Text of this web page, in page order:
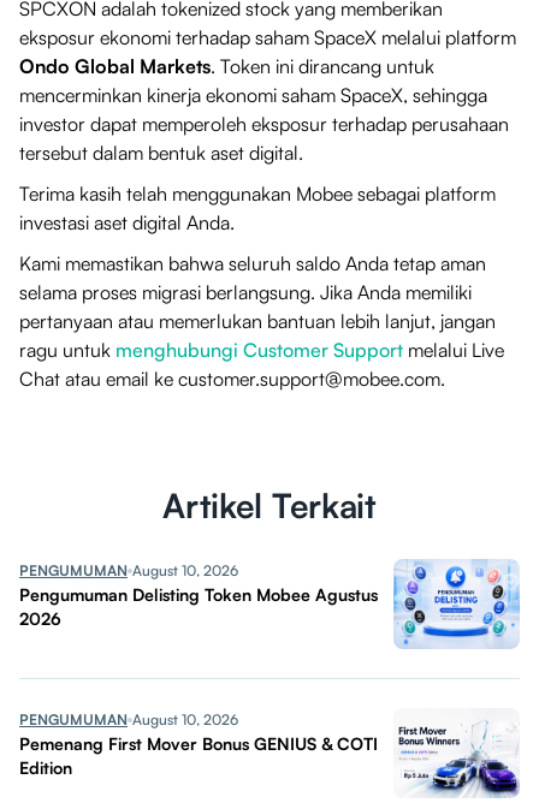
SPCXON adalah tokenized stock yang memberikan
eksposur ekonomi terhadap saham SpaceX melalui platform
Ondo Global Markets. Token ini dirancang untuk
mencerminkan kinerja ekonomi saham SpaceX, sehingga
investor dapat memperoleh eksposur terhadap perusahaan
tersebut dalam bentuk aset digital.
Terima kasih telah menggunakan Mobee sebagai platform
investasi aset digital Anda.
Kami memastikan bahwa seluruh saldo Anda tetap aman
selama proses migrasi berlangsung. Jika Anda memiliki
pertanyaan atau memerlukan bantuan lebih lanjut, jangan
ragu untuk menghubungi Customer Support melalui Live
Chat atau email ke customer.support@mobee.com.
Artikel Terkait
PENGUMUMAN August 10, 2026
Pengumuman Delisting Token Mobee Agustus
2026
PENGUMUMAN August 10, 2026
Pemenang First Mover Bonus GENIUS & COTI
Edition